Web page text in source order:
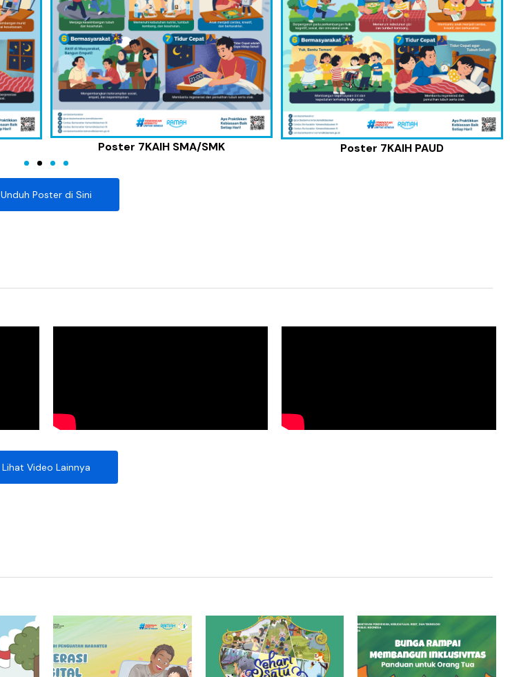
Poster 7KAIH SMA/SMK Poster 7KAIH PAUD
Unduh Poster di Sini
Lihat Video Lainnya